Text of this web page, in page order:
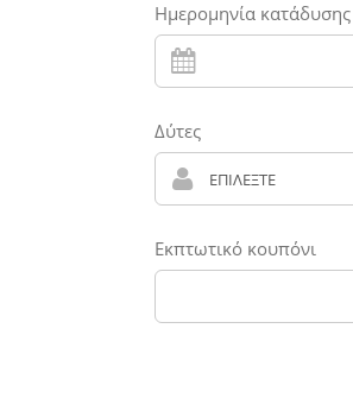
Ημερομηνία κατάδυσης
Δύτες
Εκπτωτικό κουπόνι